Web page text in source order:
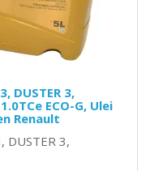
DUSTER 3,
ECO-G, Ulei
Renault
DUSTER 3,